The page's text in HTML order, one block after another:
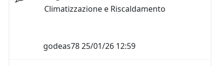
Climatizzazione e Riscaldamento
godeas7825/01/26 12:59